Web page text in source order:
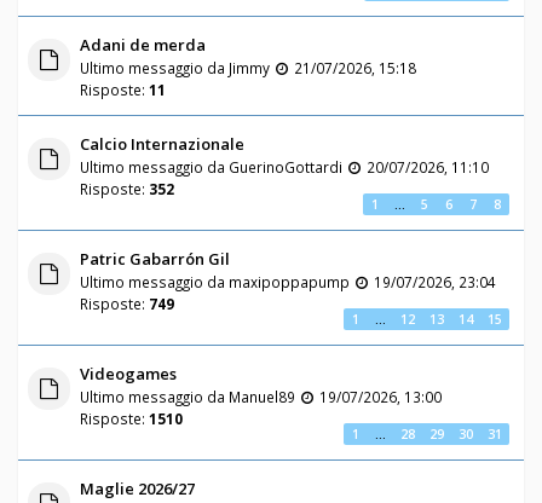
Adani de merda
Ultimo messaggio da Jimmy
21/07/2026, 15:18
Risposte: 11
Calcio Internazionale
Ultimo messaggio da GuerinoGottardi
20/07/2026, 11:10
Risposte: 352
1 5 6 7 8
Patric Gabarrón Gil
Ultimo messaggio da maxipoppapump
19/07/2026, 23:04
Risposte: 749
1 12 13 14 15
Videogames
Ultimo messaggio da Manuel89
19/07/2026, 13:00
Risposte: 1510
1 28 29 30 31
Maglie 2026/27